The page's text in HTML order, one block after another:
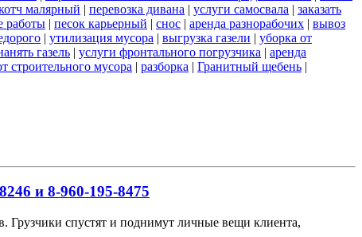
малярный | перевозка дивана | услуги самосвала | заказать
работы | песок карьерный | снос | аренда разнорабочих | вывоз
| утилизация мусора | выгрузка газели | уборка от
газель | услуги фронтального погрузчика | аренда
строительного мусора | разборка | Гранитный щебень |
и 8-960-195-8475
Грузчики спустят и поднимут личные вещи клиента,